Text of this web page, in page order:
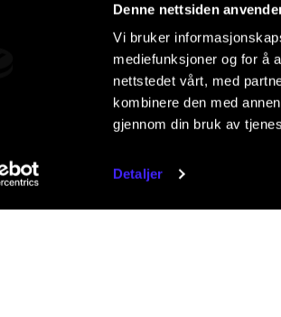
Denne nettsiden
Vi bruker
mediefunksjoner og for å
nettstedet vårt, med
kombinere den med
gjennom din bruk av
Detaljer